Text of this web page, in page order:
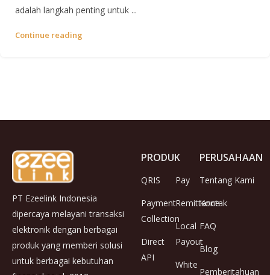
adalah langkah penting untuk ...
Continue reading
PT Ezeelink Indonesia
dipercaya melayani transaksi
elektronik dengan berbagai
produk yang memberi solusi
untuk berbagai kebutuhan
PRODUK
QRIS
Payment
Collection
Direct
API
Pay
Remittance
Local
Payout
White
PERUSAHAAN
Tentang Kami
Kontak
FAQ
Blog
Pemberitahuan